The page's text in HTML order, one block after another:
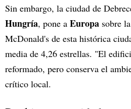
Sin embargo, la ciudad de
Hungría, pone a Europa sobre
McDonald's de esta histórica
media de 4,26 estrellas. "El
reformado, pero conserva el
crítico local.